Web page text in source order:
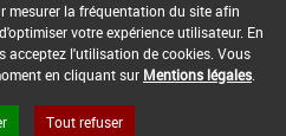
:
mesurer la fréquentation du site afin
votre expérience utilisateur. En
acceptez l'utilisation de cookies. Vous
en cliquant sur Mentions légales
Tout refuser